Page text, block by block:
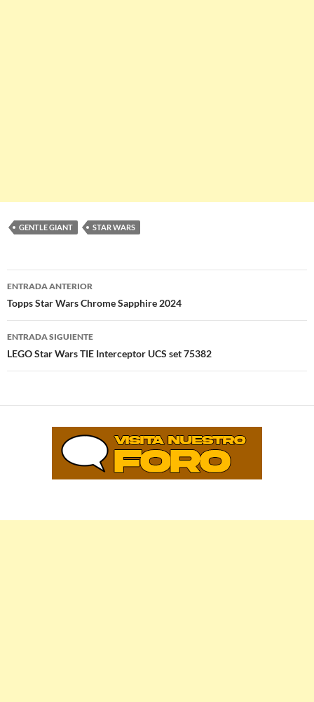
GENTLE GIANT STAR WARS
Navegación
de
entradas
ENTRADA ANTERIOR
Topps Star Wars Chrome Sapphire 2024
ENTRADA SIGUIENTE
LEGO Star Wars TIE Interceptor UCS set 75382